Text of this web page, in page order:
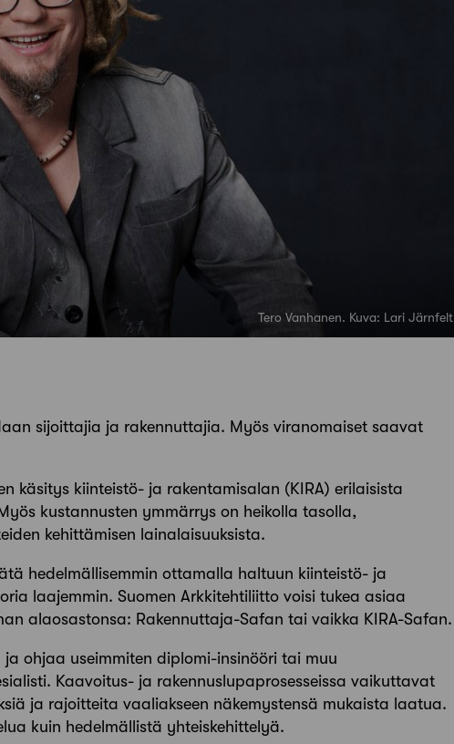
Tero Vanhanen. Kuva: Lari Järnfelt
sijoittajia ja rakennuttajia. Myös viranomaiset saavat
käsitys kiinteistö- ja rakentamisalan (KIRA) erilaisista
kustannusten ymmärrys on heikolla tasolla,
kehittämisen lainalaisuuksista.
hedelmällisemmin ottamalla haltuun kiinteistö- ja
laajemmin. Suomen Arkkitehtiliitto voisi tukea asiaa
alaosastonsa: Rakennuttaja-Safan tai vaikka KIRA-Safan.
ohjaa useimmiten diplomi-insinööri tai muu
Kaavoitus- ja rakennuslupaprosesseissa vaikuttavat
ja rajoitteita vaaliakseen näkemystensä mukaista laatua.
kuin hedelmällistä yhteiskehittelyä.